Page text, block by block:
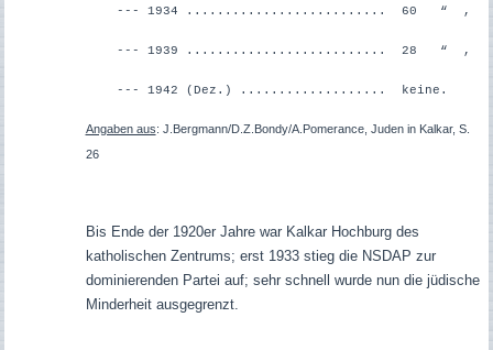
--- 1934 .......................... 60 “ ,
--- 1939 .......................... 28 “ ,
--- 1942 (Dez.) ................... keine.
Angaben aus: J.Bergmann/D.Z.Bondy/A.Pomerance, Juden in Kalkar, S.
26
Bis Ende der 1920er Jahre war Kalkar Hochburg des
katholischen Zentrums; erst 1933 stieg die NSDAP zur
dominierenden Partei auf; sehr schnell wurde nun die jüdische
Minderheit ausgegrenzt.